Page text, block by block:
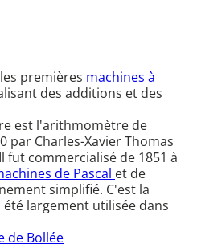
premières machines à
des additions et des
est l'arithmomètre de
par Charles-Xavier Thomas
fut commercialisé de 1851 à
de Pascal et de
simplifié. C'est la
largement utilisée dans
de Bollée